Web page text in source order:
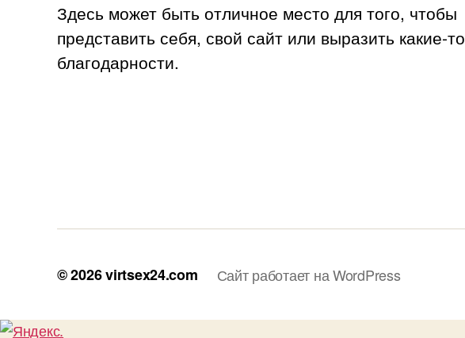
Здесь может быть отличное место для того, чтобы
представить себя, свой сайт или выразить какие-то
благодарности.
© 2026virtsex24.com Сайт работает на WordPress